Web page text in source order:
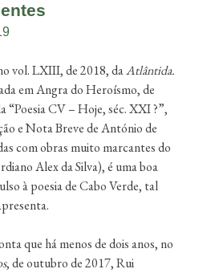
vol. LXIII, de 2018, daAtlântida.
em Angra do Heroísmo, de
“Poesia CV – Hoje, séc. XXI ?”,
e Nota Breve de António de
com obras muito marcantes do
Alex da Silva), é uma boa
à poesia de Cabo Verde, tal
que há menos de dois anos, no
, de outubro de 2017, Rui